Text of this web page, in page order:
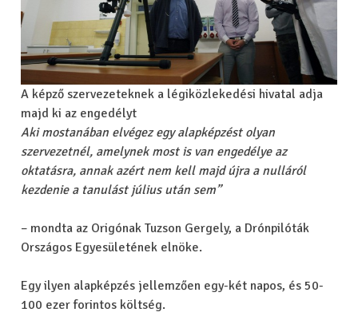
A képző szervezeteknek a légiközlekedési hivatal adja
majd ki az engedélyt
Aki mostanában elvégez egy alapképzést olyan
szervezetnél, amelynek most is van engedélye az
oktatásra, annak azért nem kell majd újra a nulláról
kezdenie a tanulást július után sem”
– mondta az Origónak Tuzson Gergely, a Drónpilóták
Országos Egyesületének elnöke.
Egy ilyen alapképzés jellemzően egy-két napos, és 50-
100 ezer forintos költség.